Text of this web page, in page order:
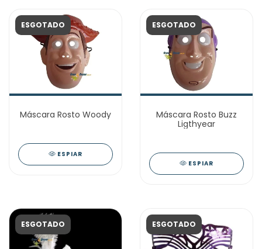
ESGOTADO
Máscara Rosto Woody
ESPIAR
ESGOTADO
Máscara Rosto Buzz
Ligthyear
ESPIAR
ESGOTADO ESGOTADO